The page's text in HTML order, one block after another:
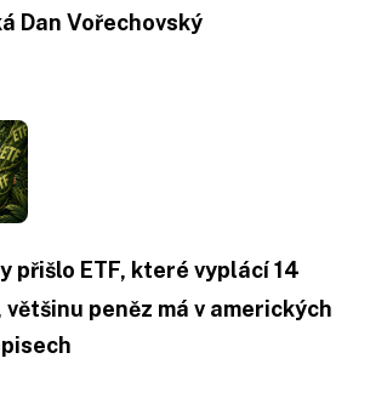
Dan Vořechovský
přišlo ETF, které vyplácí 14
peněz má v amerických